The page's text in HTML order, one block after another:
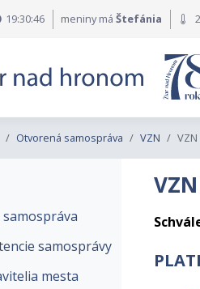
19:30:47 meniny máŠtefánia
Otvorená samospráva VZN
samosprávy
mesta